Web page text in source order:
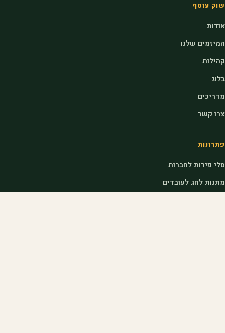
שוק עוטף
אודות
המיזמים שלנו
קהילות
בלוג
מדריכים
צרו קשר
פתרונות
סלי פירות לחברות
מתנות לחג לעובדים